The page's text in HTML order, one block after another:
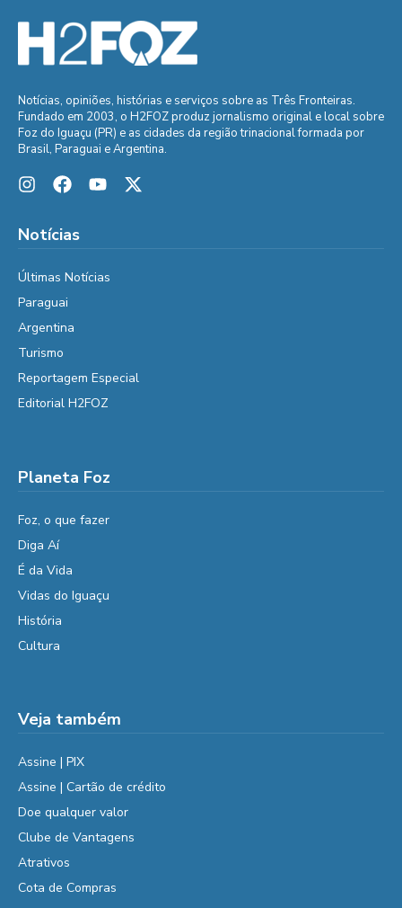
Notícias, opiniões, histórias e serviços sobre as Três Fronteiras.
Fundado em 2003, o H2FOZ produz jornalismo original e local sobre
Foz do Iguaçu (PR) e as cidades da região trinacional formada por
Brasil, Paraguai e Argentina.
Notícias
Últimas Notícias
Paraguai
Argentina
Turismo
Reportagem Especial
Editorial H2FOZ
Planeta Foz
Foz, o que fazer
Diga Aí
É da Vida
Vidas do Iguaçu
História
Cultura
Veja também
Assine | PIX
Assine | Cartão de crédito
Doe qualquer valor
Clube de Vantagens
Atrativos
Cota de Compras